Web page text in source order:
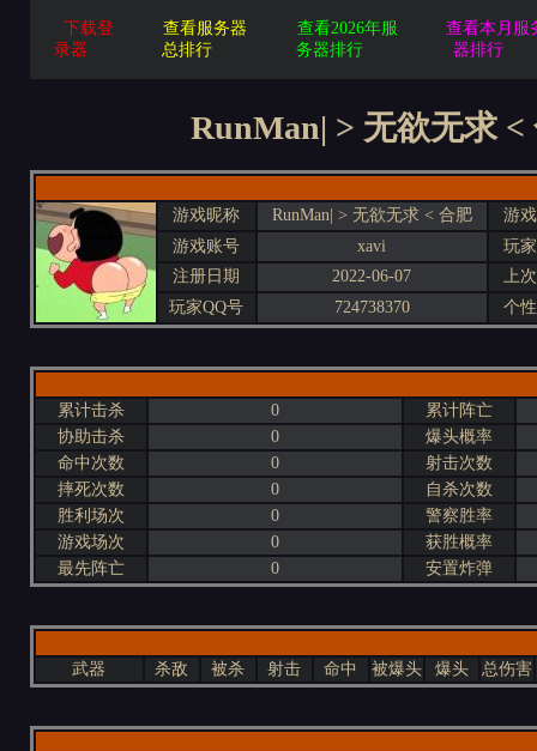
下载登
录器
查看服务器
总排行
查看2026年服
务器排行
查看本月服
器排行
RunMan| > 无欲无求 <
游戏昵称 RunMan| > 无欲无求 < 合肥
游
游戏账号
xavi
玩
注册日期
2022-06-07
上
玩家QQ号
724738370 个
累计击杀 0
累计阵亡
协助击杀
0
爆头概率
命中次数
0
射击次数
摔死次数
0
自杀次数
胜利场次
0
警察胜率
游戏场次
0
获胜概率
最先阵亡
0 安置炸弹
武器 杀敌 被杀 射击 命中 被爆头 爆头 总伤害